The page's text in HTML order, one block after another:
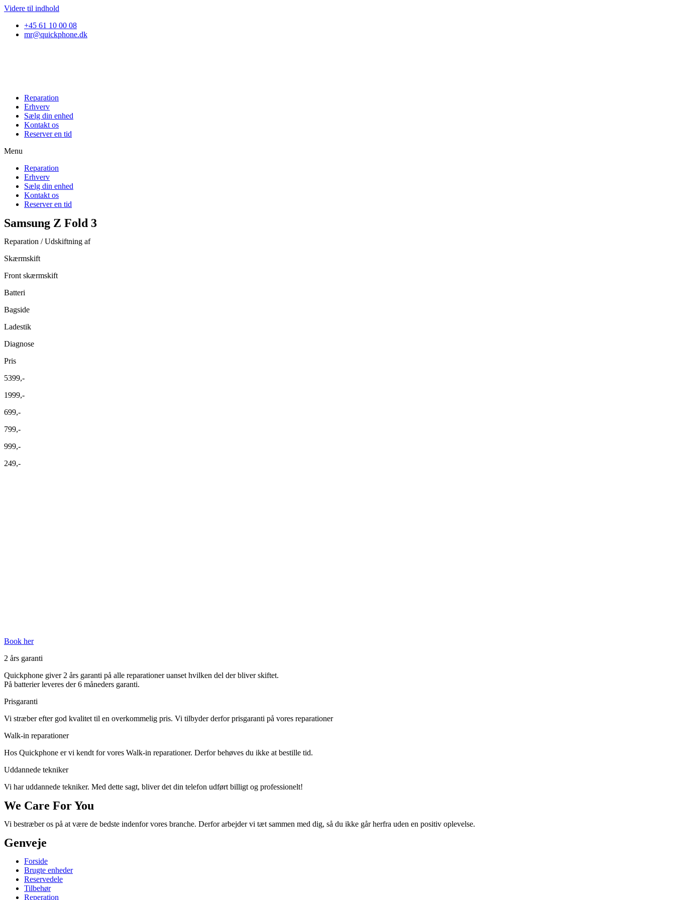
Videre til indhold
+45 61 10 00 08
mr@quickphone.dk
Reparation
Erhverv
Sælg din enhed
Kontakt os
Reserver en tid
Menu
Reparation
Erhverv
Sælg din enhed
Kontakt os
Reserver en tid
Samsung Z Fold 3
Reparation / Udskiftning af
Skærmskift
Front skærmskift
Batteri
Bagside
Ladestik
Diagnose
Pris
5399,-
1999,-
699,-
799,-
999,-
249,-
Book her
2 års garanti
Quickphone giver 2 års garanti på alle reparationer uanset hvilken del der bliver skiftet.
På batterier leveres der 6 måneders garanti.
Prisgaranti
Vi stræber efter god kvalitet til en overkommelig pris. Vi tilbyder derfor prisgaranti på vores reparationer
Walk-in reparationer
Hos Quickphone er vi kendt for vores Walk-in reparationer. Derfor behøves du ikke at bestille tid.
Uddannede tekniker
Vi har uddannede tekniker. Med dette sagt, bliver det din telefon udført billigt og professionelt!
We Care For You
Vi bestræber os på at være de bedste indenfor vores branche. Derfor arbejder vi tæt sammen med dig, så du ikke går herfra uden en positiv oplevelse.
Genveje
Forside
Brugte enheder
Reservedele
Tilbehør
Reperation